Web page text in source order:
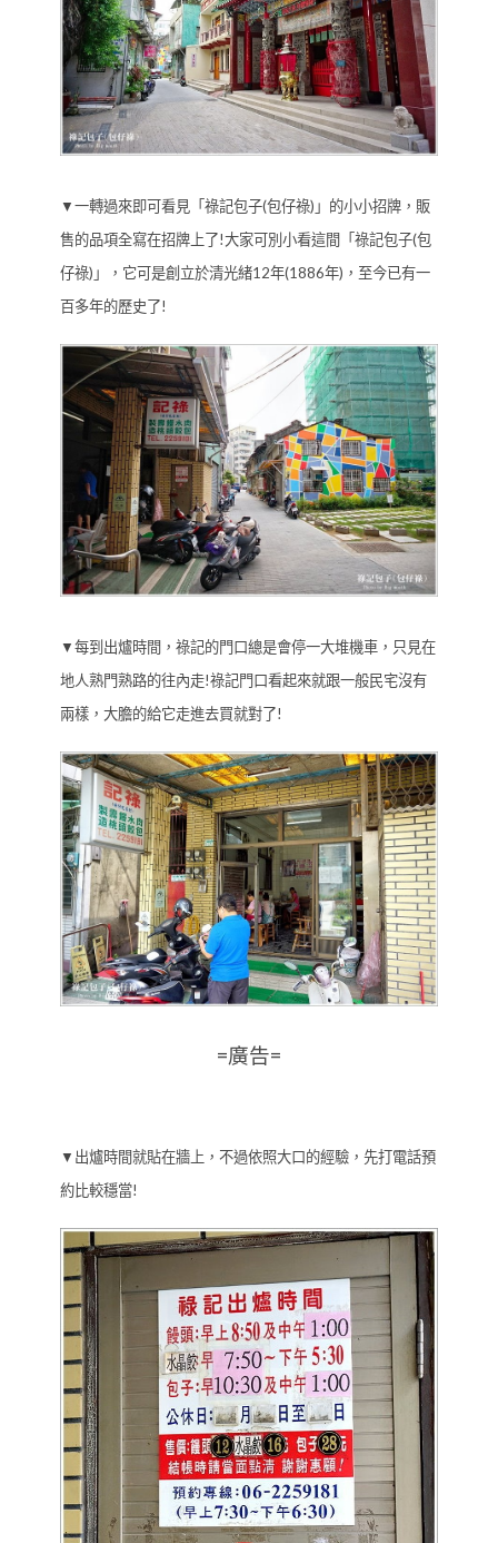
▼一轉過來即可看見「祿記包子(包仔祿)」的小小招牌，販
售的品項全寫在招牌上了!大家可別小看這間「祿記包子(包
仔祿)」，它可是創立於清光緒12年(1886年)，至今已有一
百多年的歷史了!
▼每到出爐時間，祿記的門口總是會停一大堆機車，只見在
地人熟門熟路的往內走!祿記門口看起來就跟一般民宅沒有
兩樣，大膽的給它走進去買就對了!
=廣告=
▼出爐時間就貼在牆上，不過依照大口的經驗，先打電話預
約比較穩當!